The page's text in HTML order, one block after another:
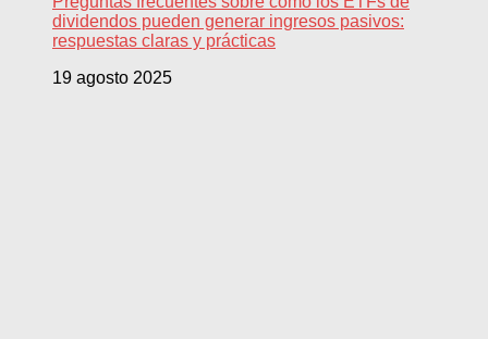
dividendos pueden generar ingresos pasivos:
respuestas claras y prácticas
19 agosto 2025